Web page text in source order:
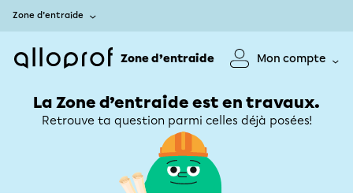
Zone d’entraide
Zone d’entraide Mon compte
La Zone d’entraide est en travaux.
Retrouve ta question parmi celles déjà posées!